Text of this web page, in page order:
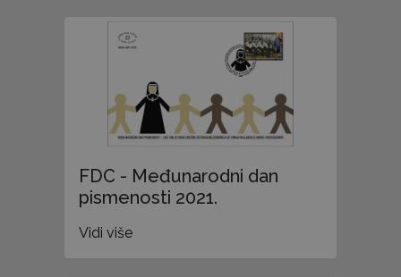
FDC - Međunarodni dan
pismenosti 2021.
Vidi više